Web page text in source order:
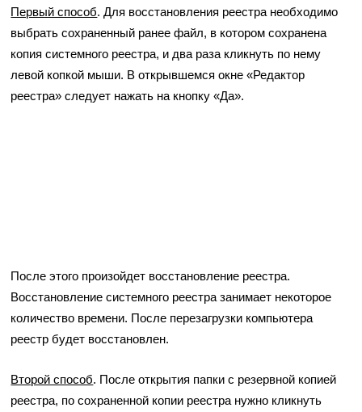
Первый способ. Для восстановления реестра необходимо
выбрать сохраненный ранее файл, в котором сохранена
копия системного реестра, и два раза кликнуть по нему
левой копкой мыши. В открывшемся окне «Редактор
реестра» следует нажать на кнопку «Да».
После этого произойдет восстановление реестра.
Восстановление системного реестра занимает некоторое
количество времени. После перезагрузки компьютера
реестр будет восстановлен.
Второй способ. После открытия папки с резервной копией
реестра, по сохраненной копии реестра нужно кликнуть